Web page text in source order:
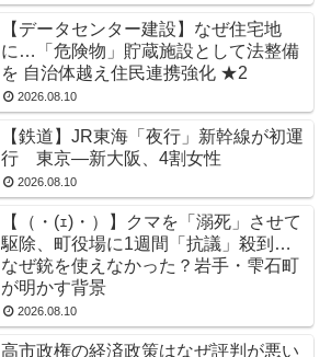
【データセンター建設】なぜ住宅地
に…「危険物」貯蔵施設として法整備
を 自治体越え住民連携強化 ★2
2026.08.10
【鉄道】JR東海「夜行」新幹線が初運
行 東京―新大阪、4割女性
2026.08.10
【（・(ｪ)・）】クマを「溺死」させて
駆除、町役場に1週間「抗議」殺到…
なぜ銃を使えなかった？岩手・雫石町
が明かす背景
2026.08.10
高市政権の経済政策はなぜ評判が悪い